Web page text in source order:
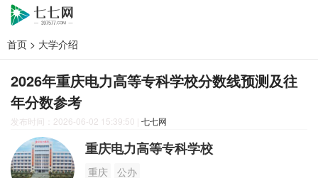
首页 > 大学介绍
2026年重庆电力高等专科学校分数线预测及往
年分数参考
发布时间：2026-06-02 15:39:50 | 七七网
重庆电力高等专科学校
重庆
公办